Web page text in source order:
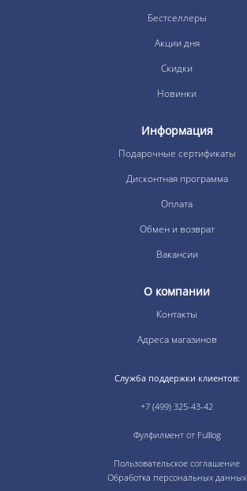
Бестселлеры
Акции дня
Скидки
Новинки
Информация
Подарочные сертификаты
Дисконтная программа
Оплата
Обмен и возврат
Вакансии
О компании
Контакты
Адреса магазинов
Служба поддержки клиентов:
+7 (499) 325-43-42
Фулфилмент от Fulllog
Пользовательское соглашение
Обработка персональных данных